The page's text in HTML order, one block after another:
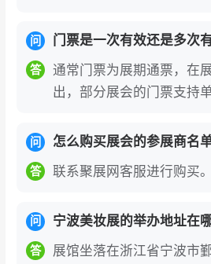
问 门票是一次有效还是多次
答
通常门票为展期通票，在
出，部分展会的门票支持单
问 怎么购买展会的参展商名单
答 联系聚展网客服进行购买。
问 宁波美妆展的举办地址在哪
答
展馆坐落在浙江省宁波市